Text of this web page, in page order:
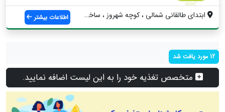
ابتدای طالقانی شمالی ، کوچه شهروز ، ساخت... اطلاعات بیشتر
12 مورد یافت شد
متخصص تغذیه خود را به این لیست اضافه نمایید.